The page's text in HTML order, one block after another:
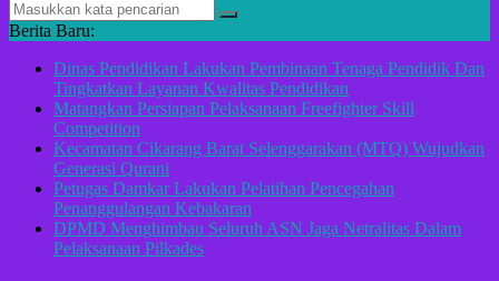
Berita Baru:
Dinas Pendidikan Lakukan Pembinaan Tenaga Pendidik Dan
Tingkatkan Layanan Kwalitas Pendidikan
Matangkan Persiapan Pelaksanaan Freefighter Skill
Competition
Kecamatan Cikarang Barat Selenggarakan (MTQ) Wujudkan
Generasi Qurani
Petugas Damkar Lakukan Pelatihan Pencegahan
Penanggulangan Kebakaran
DPMD Menghimbau Seluruh ASN Jaga Netralitas Dalam
Pelaksanaan Pilkades